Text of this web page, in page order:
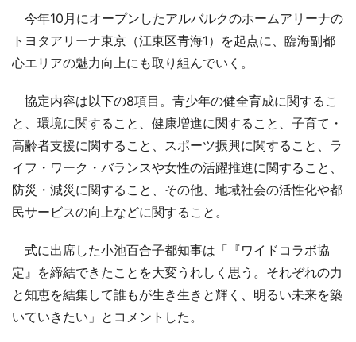
今年10月にオープンしたアルバルクのホームアリーナの
トヨタアリーナ東京（江東区青海1）を起点に、臨海副都
心エリアの魅力向上にも取り組んでいく。
協定内容は以下の8項目。青少年の健全育成に関するこ
と、環境に関すること、健康増進に関すること、子育て・
高齢者支援に関すること、スポーツ振興に関すること、ラ
イフ・ワーク・バランスや女性の活躍推進に関すること、
防災・減災に関すること、その他、地域社会の活性化や都
民サービスの向上などに関すること。
式に出席した小池百合子都知事は「『ワイドコラボ協
定』を締結できたことを大変うれしく思う。それぞれの力
と知恵を結集して誰もが生き生きと輝く、明るい未来を築
いていきたい」とコメントした。